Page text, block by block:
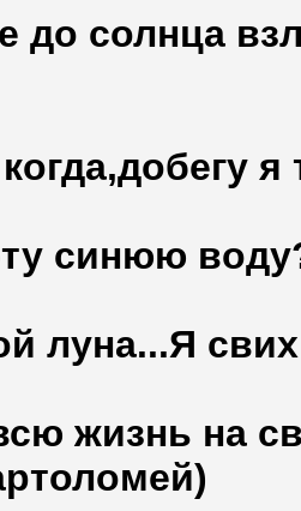
до солнца
я
синюю
луна...Я
жизнь на